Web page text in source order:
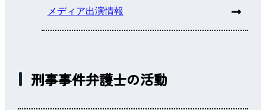
メディア出演情報
刑事事件弁護士の活動